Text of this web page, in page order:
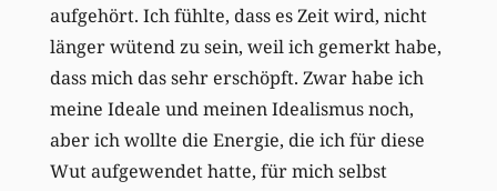
aufgehört. Ich fühlte, dass es Zeit wird, nicht
länger wütend zu sein, weil ich gemerkt habe,
dass mich das sehr erschöpft. Zwar habe ich
meine Ideale und meinen Idealismus noch,
aber ich wollte die Energie, die ich für diese
Wut aufgewendet hatte, für mich selbst